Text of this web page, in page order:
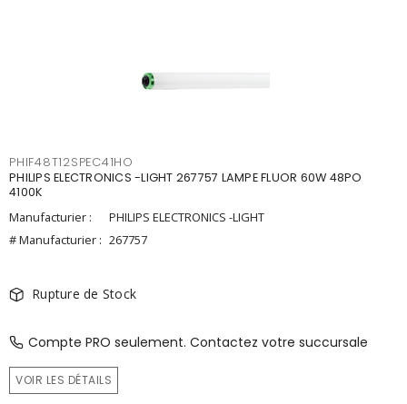
PHIF48T12SPEC41HO
PHILIPS ELECTRONICS -LIGHT 267757 LAMPE FLUOR 60W 48PO
4100K
Manufacturier :
PHILIPS ELECTRONICS -LIGHT
# Manufacturier : 267757
Rupture de Stock
Compte PRO seulement. Contactez votre succursale
VOIR LES DÉTAILS